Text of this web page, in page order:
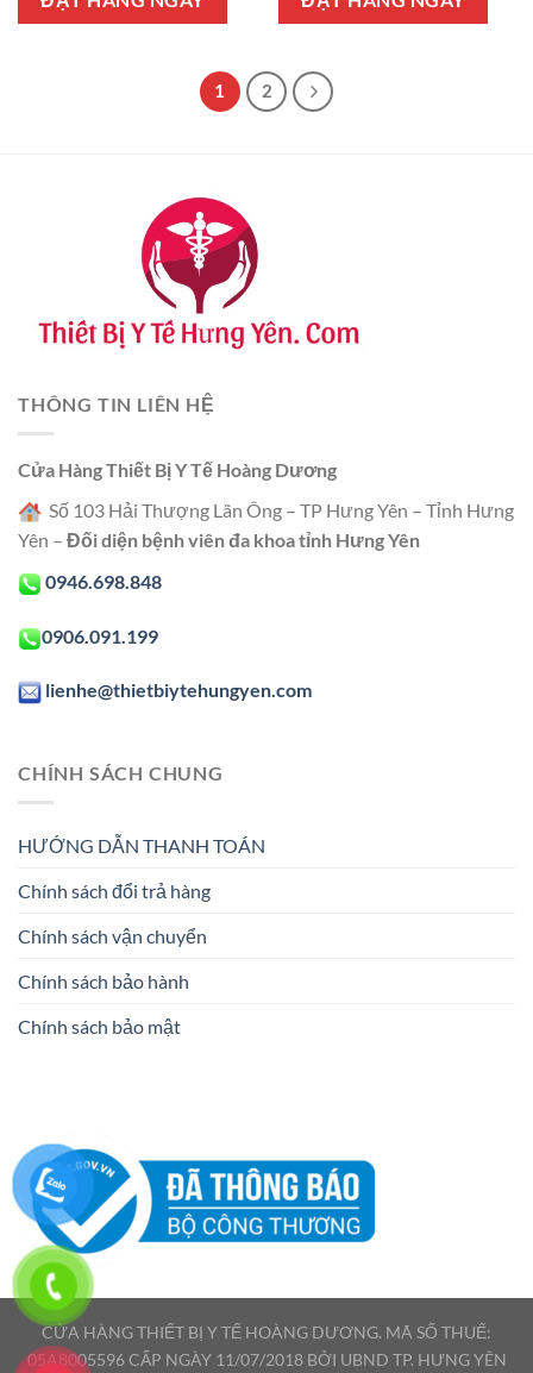
1.050.000 ₫.
1 2
THÔNG TIN LIÊN HỆ
Cửa Hàng Thiết Bị Y Tế Hoàng Dương
Số 103 Hải Thượng Lãn Ông – TP Hưng Yên – Tỉnh Hưng
Yên – Đối diện bệnh viên đa khoa tỉnh Hưng Yên
0946.698.848
0906.091.199
lienhe@thietbiytehungyen.com
CHÍNH SÁCH CHUNG
HƯỚNG DẪN THANH TOÁN
Chính sách đổi trả hàng
Chính sách vận chuyển
Chính sách bảo hành
Chính sách bảo mật
CỬA HÀNG THIẾT BỊ Y TẾ HOÀNG DƯƠNG. MÃ SỐ THUẾ:
05A8005596 CẤP NGÀY 11/07/2018 BỞI UBND TP. HƯNG YÊN